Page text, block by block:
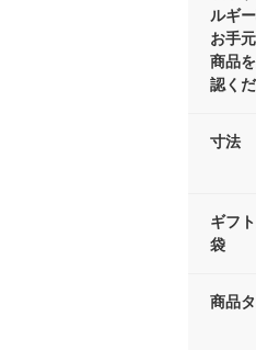
ルギ
お手
商品
認く
寸法
ギフ
袋
商品